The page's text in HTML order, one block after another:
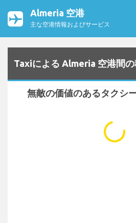
Almeria 空港
主な空港情報およびサービス
Taxiによる Almeria 空港間
無敵の価値のあるタクシ
...